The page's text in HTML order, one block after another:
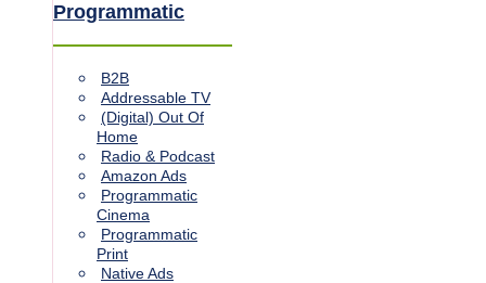
Programmatic
B2B
Addressable TV
(Digital) Out Of
Home
Radio & Podcast
Amazon Ads
Programmatic
Cinema
Programmatic
Print
Native Ads